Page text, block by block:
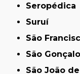
Seropédica
Suruí
São
São Gonçalo
São João